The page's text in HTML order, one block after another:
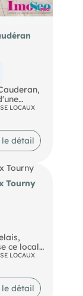
LOCAUX
détail
Tourny
ce local
jusqu'en
Prix de
à la
LOCAUX
détail